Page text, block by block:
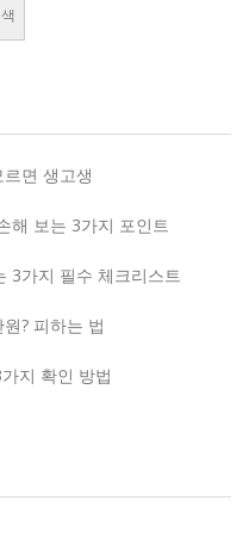
면 생고생
해 보는 3가지 포인트
3가지 필수 체크리스트
? 피하는 법
지 확인 방법